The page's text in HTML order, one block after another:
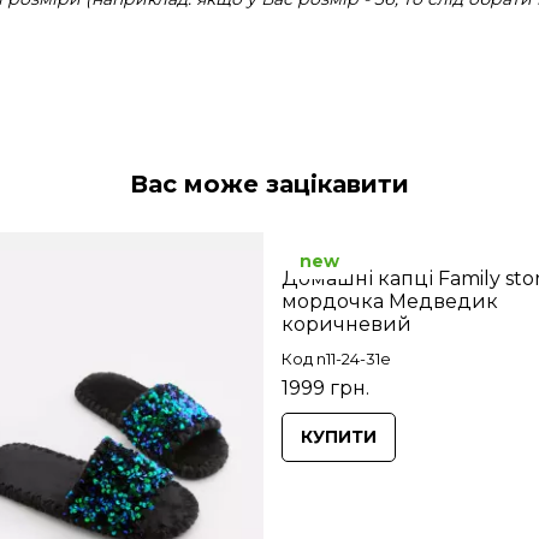
Вас може зацікавити
Домашні капці Family
мордочка Медведик
коричневий
Код n11-24-31e
1999 грн.
new
КУПИТИ